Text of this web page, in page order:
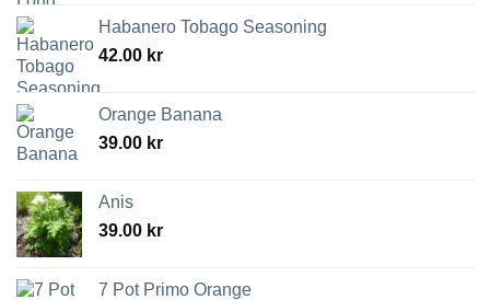
Habanero Tobago Seasoning
42.00 kr
Orange Banana
39.00 kr
Anis
39.00 kr
7 Pot Primo Orange